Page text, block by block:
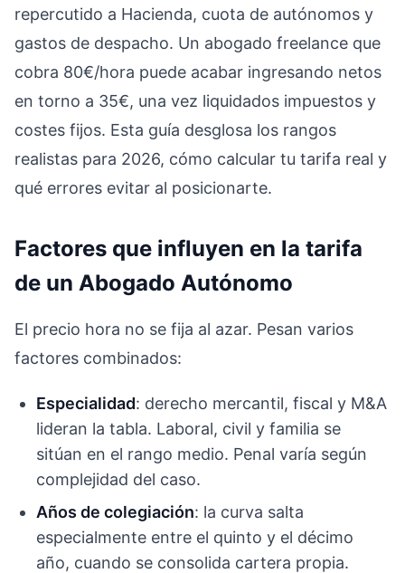
repercutido a Hacienda, cuota de autónomos y
gastos de despacho. Un abogado freelance que
cobra 80€/hora puede acabar ingresando netos
en torno a 35€, una vez liquidados impuestos y
costes fijos. Esta guía desglosa los rangos
realistas para 2026, cómo calcular tu tarifa real y
qué errores evitar al posicionarte.
Factores que influyen en la tarifa
de un Abogado Autónomo
El precio hora no se fija al azar. Pesan varios
factores combinados:
Especialidad: derecho mercantil, fiscal y M&A
lideran la tabla. Laboral, civil y familia se
sitúan en el rango medio. Penal varía según
complejidad del caso.
Años de colegiación: la curva salta
especialmente entre el quinto y el décimo
año, cuando se consolida cartera propia.